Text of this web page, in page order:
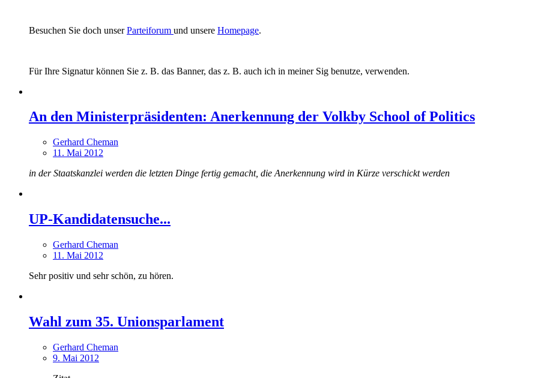
Besuchen Sie doch unserParteiforum und unsere Homepage.
Für Ihre Signatur können Sie z. B. das Banner, das z. B. auch ich in meiner Sig benutze, verwenden.
An den Ministerpräsidenten: Anerkennung der Volkby School of Politics
Gerhard Cheman
11. Mai 2012
in der Staatskanzlei werden die letzten Dinge fertig gemacht, die Anerkennung wird in Kürze verschickt werden
UP-Kandidatensuche...
Gerhard Cheman
11. Mai 2012
Sehr positiv und sehr schön, zu hören.
Wahl zum 35. Unionsparlament
Gerhard Cheman
9. Mai 2012